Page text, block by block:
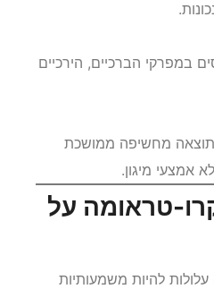
במפרקי הברכיים, הירכיים
מחשיפה ממושכת
אמצעי מיגון.
טראומה על
להיות משמעותיות